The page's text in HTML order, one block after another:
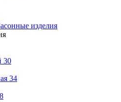
изделия
30
34